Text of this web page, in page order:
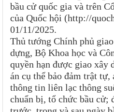
bầu cử quốc gia và trên
của Quốc hội (http://
01/11/2025.
Thủ tướng Chính phủ
dựng, Bộ Khoa học và
quyền hạn được giao xây
án cụ thể bảo đảm trật tự,
thông tin liên lạc thông
chuẩn bị, tổ chức bầu cử;